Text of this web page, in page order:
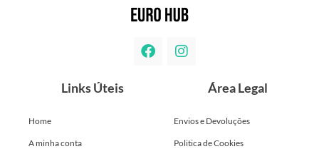
Links Úteis
Home
A minha conta
Área Legal
Envios e Devoluções
Politica de Cookies